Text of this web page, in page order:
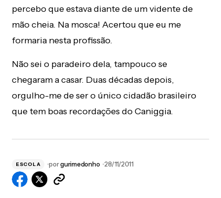
percebo que estava diante de um vidente de
mão cheia. Na mosca! Acertou que eu me
formaria nesta profissão.
Não sei o paradeiro dela, tampouco se
chegaram a casar. Duas décadas depois,
orgulho-me de ser o único cidadão brasileiro
que tem boas recordações do Caniggia.
ESCOLA porgurimedonho 28/11/2011